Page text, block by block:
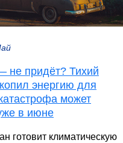
не придёт? Тихий
энергию для
может
в июне
готовит климатическую